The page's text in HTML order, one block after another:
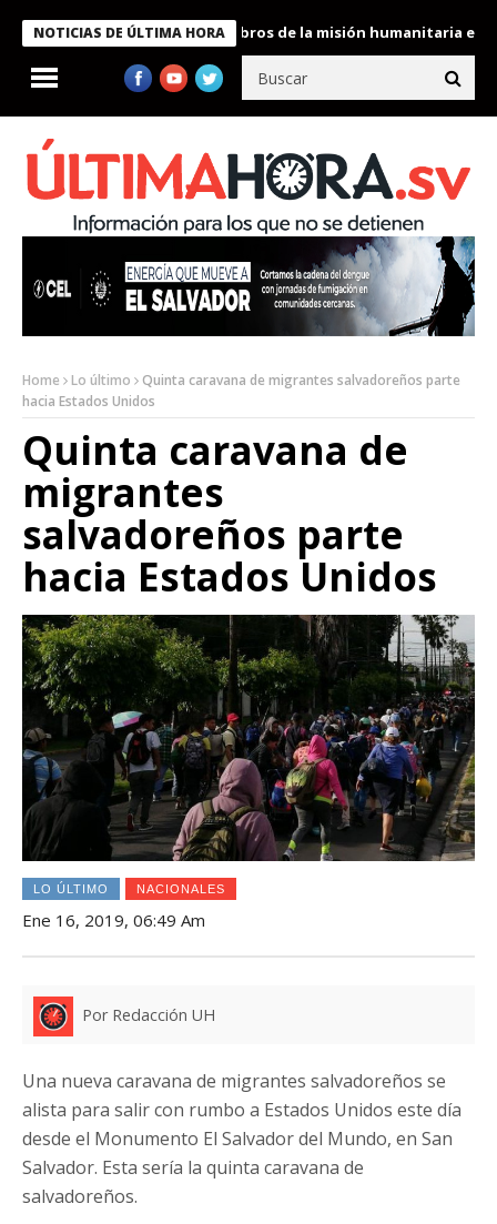
NOTICIAS DE ÚLTIMA HORA
Bukele condecora a miembros de la misión humanitaria enviada
Home Lo último
Quinta caravana de migrantes salvadoreños parte
hacia Estados Unidos
Quinta caravana de
migrantes
salvadoreños parte
hacia Estados Unidos
LO ÚLTIMO NACIONALES
Ene 16, 2019, 06:49 Am
Por Redacción UH
Una nueva caravana de migrantes salvadoreños se
alista para salir con rumbo a Estados Unidos este día
desde el Monumento El Salvador del Mundo, en San
Salvador. Esta sería la quinta caravana de
salvadoreños.